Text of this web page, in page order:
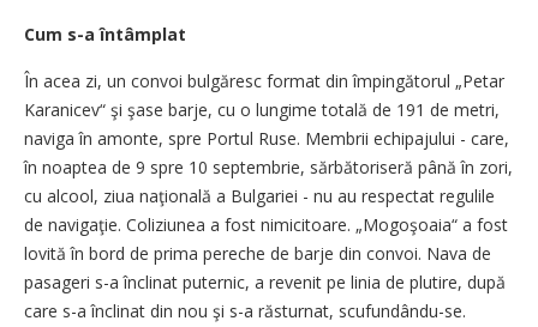
Cum s-a întâmplat
În acea zi, un convoi bulgăresc format din împingătorul „Petar
Karanicev“ şi şase barje, cu o lungime totală de 191 de metri,
naviga în amonte, spre Portul Ruse. Membrii echipajului - care,
în noaptea de 9 spre 10 septembrie, sărbătoriseră până în zori,
cu alcool, ziua naţională a Bulgariei - nu au respectat regulile
de navigaţie. Coliziunea a fost nimicitoare. „Mogoşoaia“ a fost
lovită în bord de prima pereche de barje din convoi. Nava de
pasageri s-a înclinat puternic, a revenit pe linia de plutire, după
care s-a înclinat din nou şi s-a răsturnat, scufundându-se.